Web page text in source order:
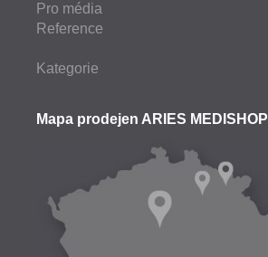
Pro média
Reference
Kategorie
Mapa prodejen ARIES MEDISHOP